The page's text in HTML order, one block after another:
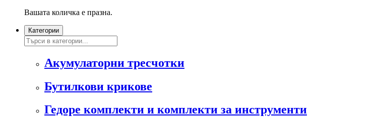
Вашата количка е празна.
Категории
Акумулаторни тресчотки
Бутилкови крикове
Гедоре комплекти и комплекти за инструменти